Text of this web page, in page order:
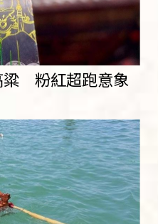
粱 粉紅超跑意象